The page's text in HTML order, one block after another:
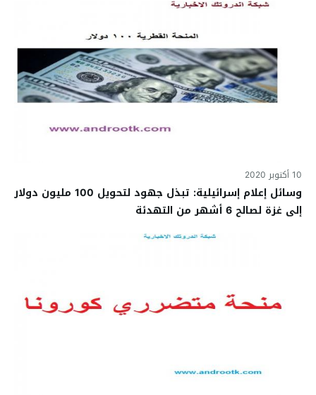
10 أكتوبر 2020
وسائل إعلام إسرائيلية: تبذل جهود لتحويل 100 مليون دولار
إلى غزة لصالح 6 أشهر من التهدئة